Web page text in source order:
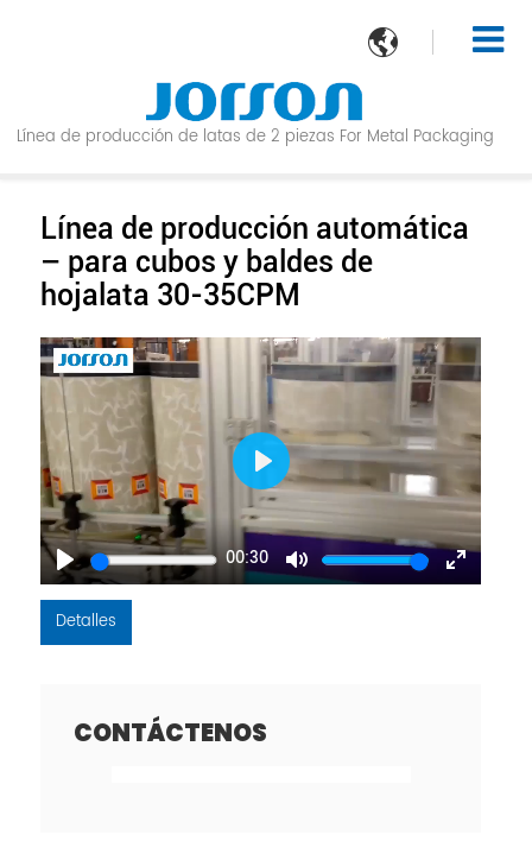

Línea de producción de latas de 2 piezas For Metal Packaging
Línea de producción automática
– para cubos y baldes de
hojalata 30-35CPM
Play
00:30
Mute
Enter
Play
Detalles
CONTÁCTENOS